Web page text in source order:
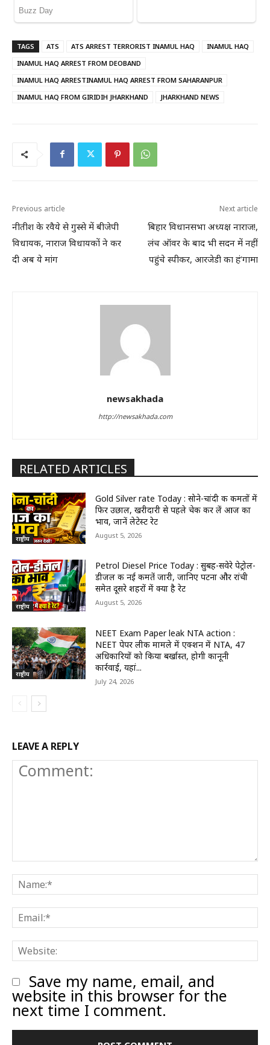
TAGS ATS ATS ARREST TERRORIST INAMUL HAQ
INAMUL HAQ
INAMUL HAQ ARREST FROM DEOBAND
INAMUL HAQ ARRESTINAMUL HAQ ARREST FROM SAHARANPUR
INAMUL HAQ FROM GIRIDIH JHARKHAND
JHARKHAND NEWS
Previous article
नीतीश के रवैये से गुस्से में बीजेपी
विधायक, नाराज विधायकों ने कर
दी अब ये मांग
Next article
बिहार विधानसभा अध्यक्ष नाराज!,
लंच ऑवर के बाद भी सदन में नहीं
पहुंचे स्पीकर, आरजेडी का हं’गामा
newsakhada
http://newsakhada.com
RELATED ARTICLES
राष्ट्रीय
Gold Silver rate Today : सोने-चांदी की कीमतों में
फिर उछाल, खरीदारी से पहले चेक कर लें आज का
भाव, जानें लेटेस्ट रेट
August 5, 2026
राष्ट्रीय
Petrol Diesel Price Today : सुबह-सवेरे पेट्रोल-
डीजल की नई कीमतें जारी, जानिए पटना और रांची
समेत दूसरे शहरों में क्या है रेट
August 5, 2026
राष्ट्रीय
NEET Exam Paper leak NTA action :
NEET पेपर लीक मामले में एक्शन में NTA, 47
अधिकारियों को किया बर्खास्त, होगी कानूनी
कार्रवाई, यहां...
July 24, 2026
LEAVE A REPLY
Comment:
Save my name, email, and
website in this browser for the
next time I comment.